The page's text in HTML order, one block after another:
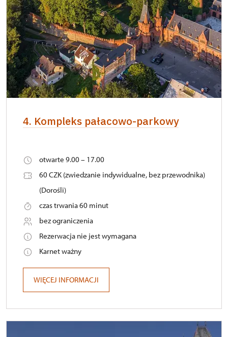
4. Kompleks pałacowo-parkowy
otwarte 9.00 – 17.00
60 CZK (zwiedzanie indywidualne, bez przewodnika)
(Dorośli)
czas trwania 60 minut
bez ograniczenia
Rezerwacja nie jest wymagana
Karnet ważny
WIĘCEJ INFORMACJI